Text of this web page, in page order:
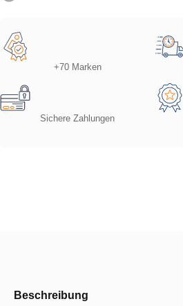
+70 Marken
Sichere Zahlungen
Beschreibung